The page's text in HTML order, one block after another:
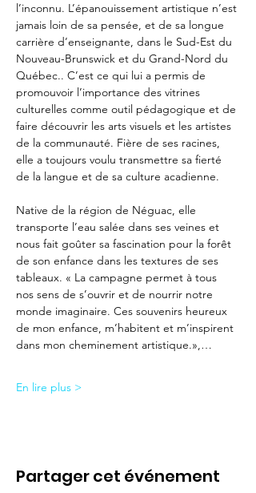
l’inconnu. L’épanouissement artistique n’est
jamais loin de sa pensée, et de sa longue
carrière d’enseignante, dans le Sud-Est du
Nouveau-Brunswick et du Grand-Nord du
Québec.. C’est ce qui lui a permis de
promouvoir l’importance des vitrines
culturelles comme outil pédagogique et de
faire découvrir les arts visuels et les artistes
de la communauté. Fière de ses racines,
elle a toujours voulu transmettre sa fierté
de la langue et de sa culture acadienne.
Native de la région de Néguac, elle
transporte l’eau salée dans ses veines et
nous fait goûter sa fascination pour la forêt
de son enfance dans les textures de ses
tableaux. « La campagne permet à tous
nos sens de s’ouvrir et de nourrir notre
monde imaginaire. Ces souvenirs heureux
de mon enfance, m’habitent et m’inspirent
dans mon cheminement artistique.»,…
En lire plus >
Partager cet événement